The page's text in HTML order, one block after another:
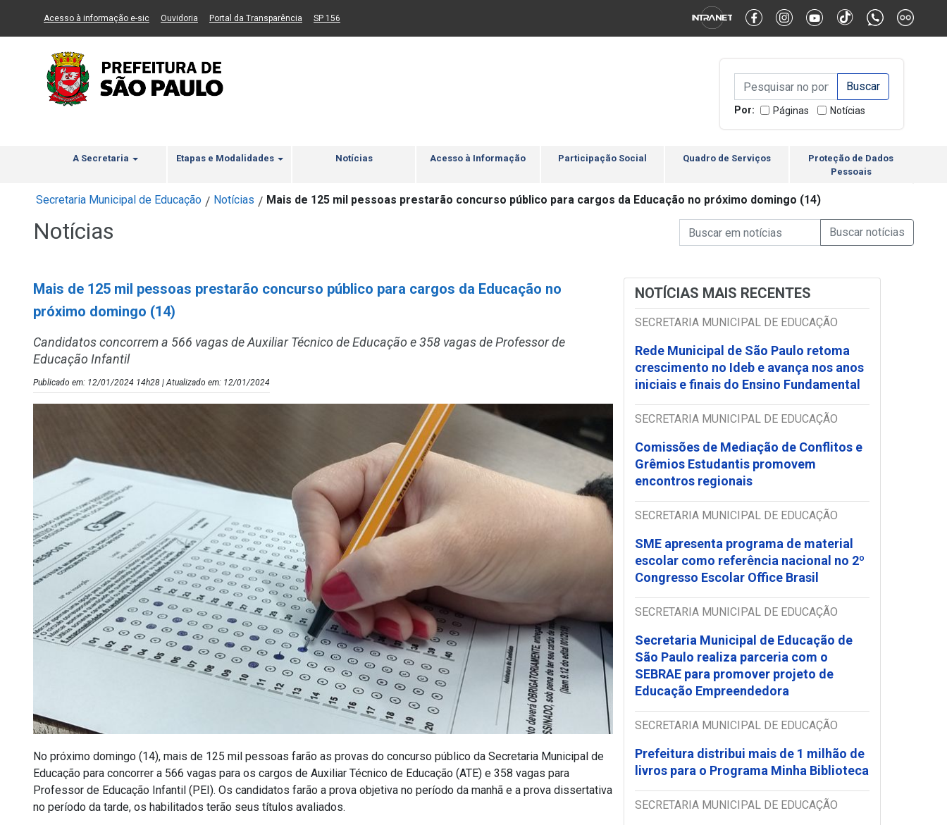
Ir ao Conteúdo Ir para menu principal 2 Ir para busca Ir para rodapé Alternar Alto Contraste Alternar Tamanho da Fonte
Acesso à informação e-sic(Link para um novo sítio)
Ouvidoria (Link para um novo sítio)
Portal da Transparência (Link para um novo sítio)
SP 156
Campo de Busca de
Campo de Busca de informaçõesEnviar a Busca
Por: Páginas Notícias
A Secretaria Etapas e Modalidades Notícias Acesso à Informação Participação Social Quadro de Serviços
Proteção de Dados
Pessoais
Secretaria Municipal de Educação / Notícias / Mais de 125 mil pessoas prestarão concurso público para cargos da Educação no próximo domingo (14)
Notícias Campo de Busca de Notícias
Campo de Busca de informaçõesEnviar a Busca de
Mais de 125 mil pessoas prestarão concurso público para cargos da Educação no
próximo domingo (14)
Candidatos concorrem a 566 vagas de Auxiliar Técnico de Educação e 358 vagas de Professor de
Educação Infantil
Publicado em: 12/01/2024 14h28 | Atualizado em: 12/01/2024
No próximo domingo (14), mais de 125 mil pessoas farão as provas do concurso público da Secretaria Municipal de
Educação para concorrer a 566 vagas para os cargos de Auxiliar Técnico de Educação (ATE) e 358 vagas para
Professor de Educação Infantil (PEI). Os candidatos farão a prova objetiva no período da manhã e a prova dissertativa
no período da tarde, os habilitados terão seus títulos avaliados.
NOTÍCIAS MAIS RECENTES
SECRETARIA MUNICIPAL DE EDUCAÇÃO
Rede Municipal de São Paulo retoma
crescimento no Ideb e avança nos anos
iniciais e finais do Ensino Fundamental
SECRETARIA MUNICIPAL DE EDUCAÇÃO
Comissões de Mediação de Conflitos e
Grêmios Estudantis promovem
encontros regionais
SECRETARIA MUNICIPAL DE EDUCAÇÃO
SME apresenta programa de material
escolar como referência nacional no 2º
Congresso Escolar Office Brasil
SECRETARIA MUNICIPAL DE EDUCAÇÃO
Secretaria Municipal de Educação de
São Paulo realiza parceria com o
SEBRAE para promover projeto de
Educação Empreendedora
SECRETARIA MUNICIPAL DE EDUCAÇÃO
Prefeitura distribui mais de 1 milhão de
livros para o Programa Minha Biblioteca
SECRETARIA MUNICIPAL DE EDUCAÇÃO